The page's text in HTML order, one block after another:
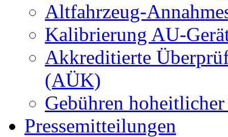
Altfahrzeug-
Kalibrierung AU-
Akkreditierte
(AÜK)
Gebühren
Pressemitteilungen